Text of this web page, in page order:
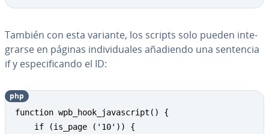
También con esta variante, los scripts solo pueden in­te­
grar­se en páginas in­di­vi­dua­les añadiendo una sentencia
if y es­pe­ci­fi­ca­n­do el ID:
function wpb_hook_javascript() {
php